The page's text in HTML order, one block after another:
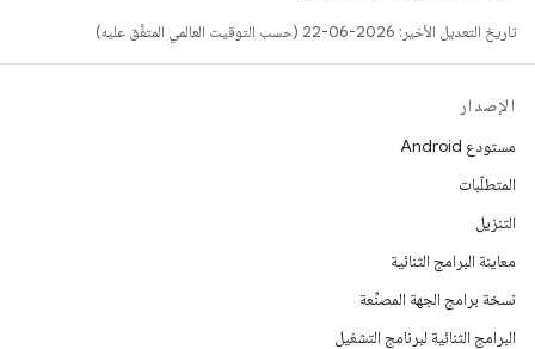
تاريخ التعديل الأخير: 2026-06-22 (حسب التوقيت العالمي المتفَّق عليه)
الإصدار
مستودع Android
المتطلّبات
التنزيل
معاينة البرامج الثنائية
نسخة برامج الجهة المصنِّعة
البرامج الثنائية لبرنامج التشغيل